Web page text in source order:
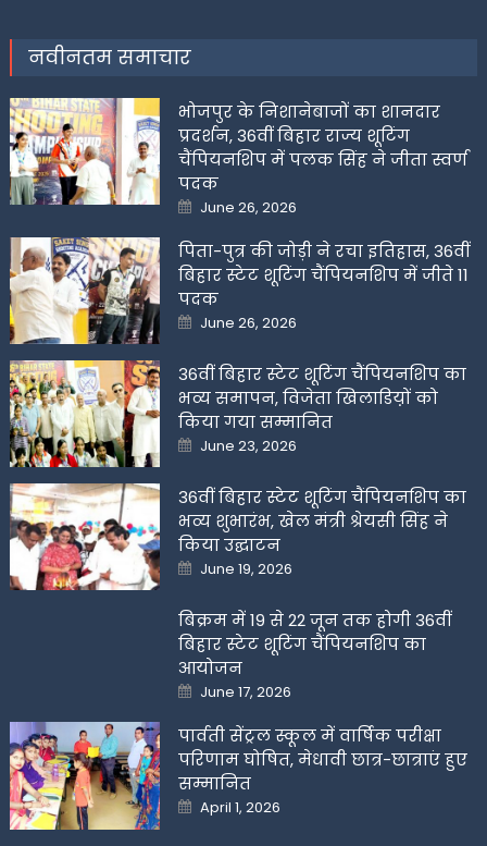
नवीनतम समाचार
भोजपुर के निशानेबाजों का शानदार
प्रदर्शन, 36वीं बिहार राज्य शूटिंग
चैंपियनशिप में पलक सिंह ने जीता स्वर्ण
पदक
Posted
on
June 26, 2026
पिता-पुत्र की जोड़ी ने रचा इतिहास, 36वीं
बिहार स्टेट शूटिंग चैंपियनशिप में जीते 11
पदक
Posted
on
June 26, 2026
36वीं बिहार स्टेट शूटिंग चैंपियनशिप का
भव्य समापन, विजेता खिलाडिय़ों को
किया गया सम्मानित
Posted
on
June 23, 2026
36वीं बिहार स्टेट शूटिंग चैंपियनशिप का
भव्य शुभारंभ, खेल मंत्री श्रेयसी सिंह ने
किया उद्घाटन
Posted
on
June 19, 2026
बिक्रम में 19 से 22 जून तक होगी 36वीं
बिहार स्टेट शूटिंग चैंपियनशिप का
आयोजन
Posted
on
June 17, 2026
पार्वती सेंट्रल स्कूल में वार्षिक परीक्षा
परिणाम घोषित, मेधावी छात्र-छात्राएं हुए
सम्मानित
Posted
on
April 1, 2026